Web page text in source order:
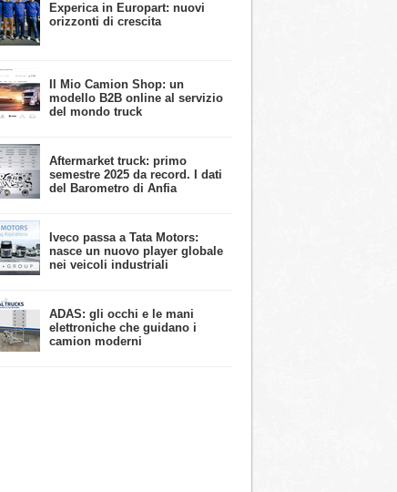
Experica in Europart: nuovi
orizzonti di crescita
​Il Mio Camion Shop: un
modello B2B online al servizio
del mondo truck
Aftermarket truck: primo
semestre 2025 da record. I dati
del Barometro di Anfia
Iveco passa a Tata Motors:
nasce un nuovo player globale
nei veicoli industriali
ADAS: gli occhi e le mani
elettroniche che guidano i
camion moderni